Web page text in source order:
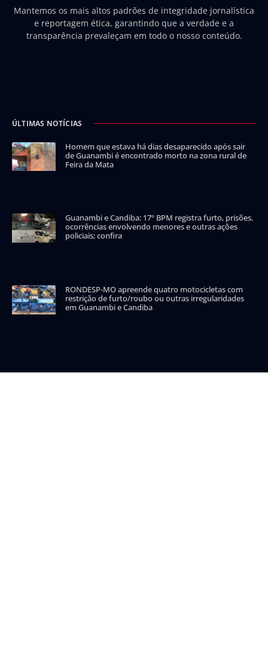
Mantemos os mais altos padrões de integridade jornalística
e reportagem ética, garantindo que a verdade e a
transparência prevaleçam em todo o nosso conteúdo.
ÚLTIMAS NOTÍCIAS
Homem que estava há dias desaparecido após sair
de Guanambi é encontrado morto na zona rural de
Feira da Mata
Guanambi e Candiba: 17º BPM registra furto, prisões,
ocorrências envolvendo menores e outras ações
policiais; confira
RONDESP-MO apreende quatro motocicletas com
restrição de furto/roubo ou outras irregularidades
em Guanambi e Candiba